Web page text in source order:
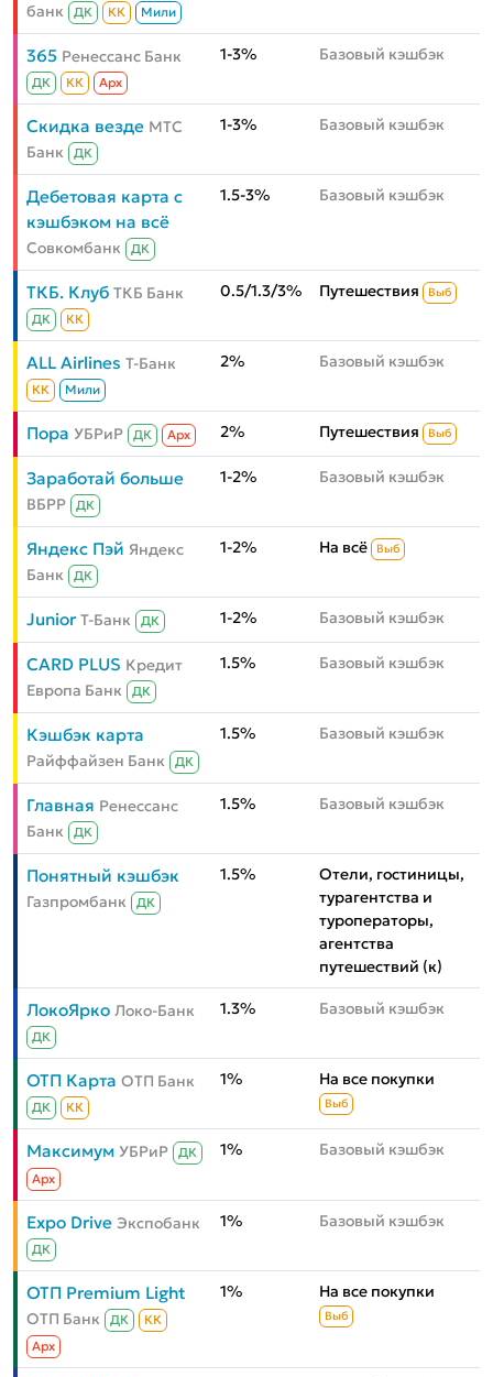
банк ДК КК Мили
365 Ренессанс Банк
ДК КК Aрх
1-3% Базовый кэшбэк
Скидка везде МТС
Банк
ДК
1-3% Базовый кэшбэк
Дебетовая карта с
кэшбэком на всё
Совкомбанк ДК
1.5-3% Базовый кэшбэк
ТКБ. Клуб ТКБ Банк
ДК КК
0.5/1.3/3% Путешествия Выб
ALL Airlines Т-Банк
КК Мили
2% Базовый кэшбэк
Пора УБРиР ДК Aрх 2% Путешествия Выб
Заработай больше
ВБРР ДК
1-2% Базовый кэшбэк
Яндекс Пэй Яндекс
Банк
ДК
1-2% На всё Выб
Junior Т-Банк ДК 1-2% Базовый кэшбэк
CARD PLUS Кредит
Европа Банк
ДК
1.5% Базовый кэшбэк
Кэшбэк карта
Райффайзен Банк ДК
1.5% Базовый кэшбэк
Главная Ренессанс
Банк
ДК
1.5% Базовый кэшбэк
Понятный кэшбэк
Газпромбанк ДК
1.5%
Отели, гостиницы,
турагентства и
туроператоры,
агентства
путешествий (к)
ЛокоЯрко Локо-Банк
ДК
1.3% Базовый кэшбэк
ОТП Карта ОТП Банк
ДК КК
1% На все покупки
Выб
Максимум УБРиР
ДК
Aрх
1% Базовый кэшбэк
Expo Drive Экспобанк
ДК
1% Базовый кэшбэк
ОТП Premium Light
ОТП Банк ДК
КК
Aрх
1% На все покупки
Выб